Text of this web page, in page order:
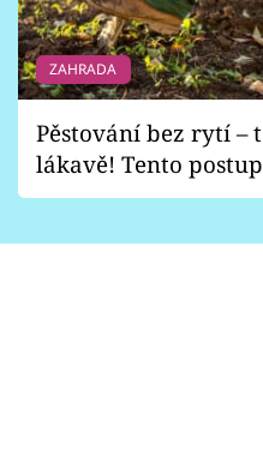
ZAHRADA
Pěstování bez rytí –
lákavě! Tento
vhodný jen pro